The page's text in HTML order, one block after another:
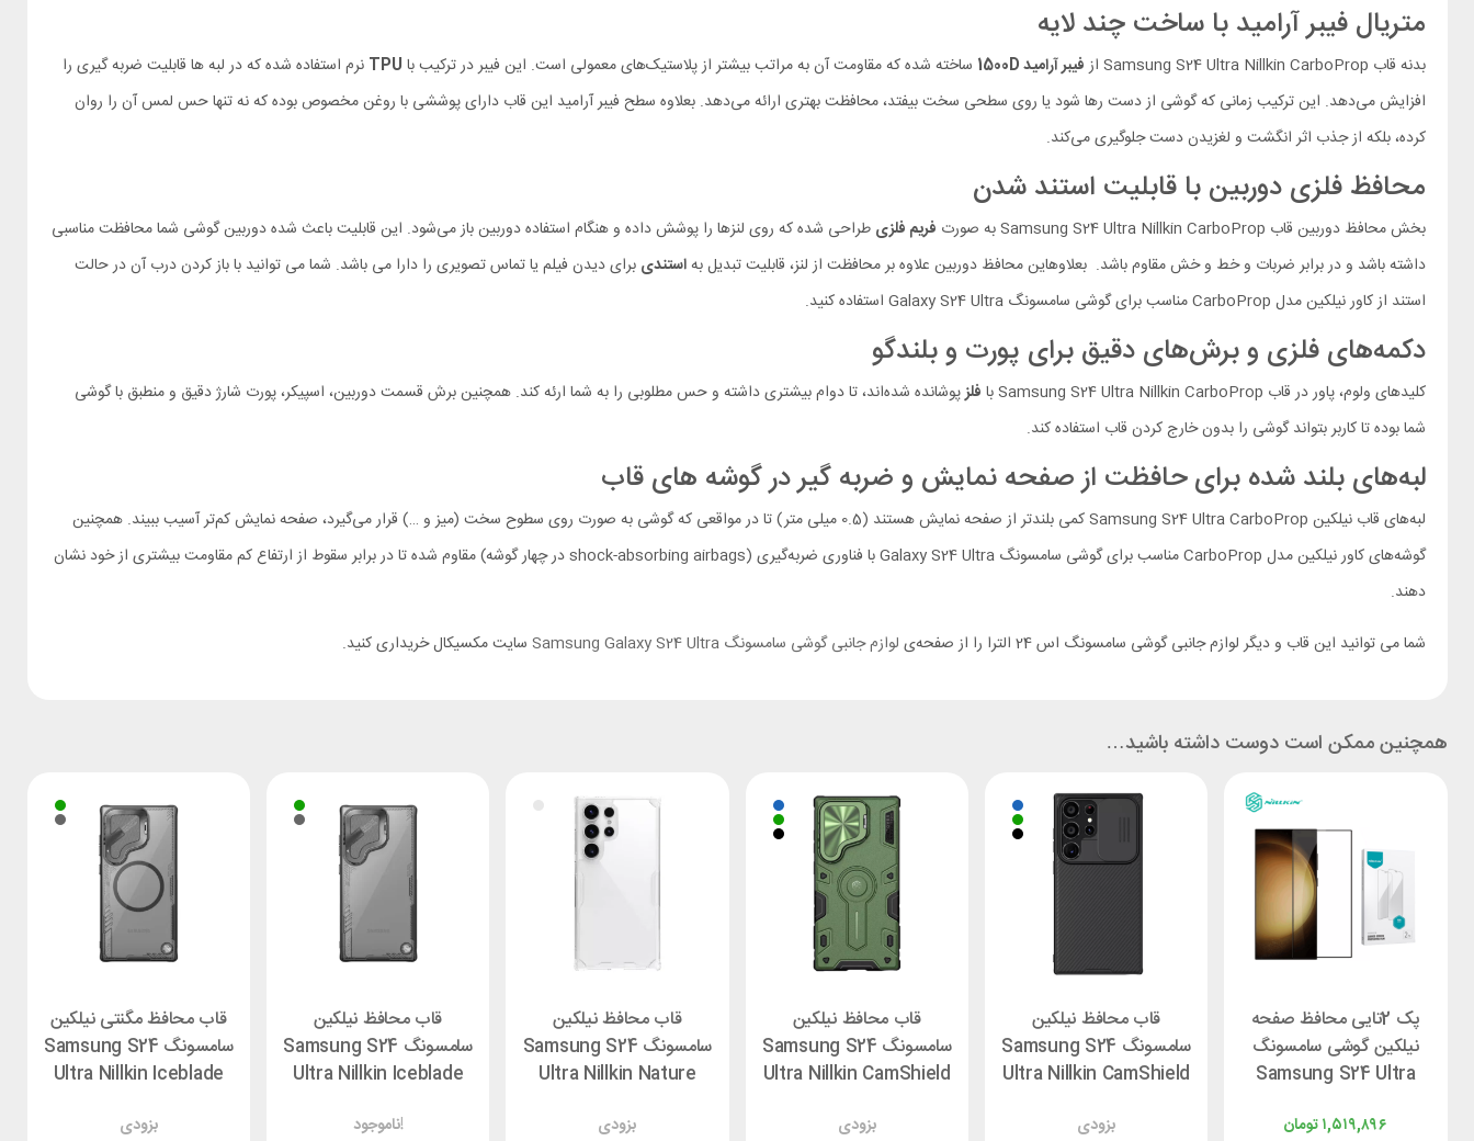
متریال فیبر آرامید با ساخت چند لایه
بدنه قاب Samsung S24 Ultra Nillkin CarboProp از فیبر آرامید 1500D ساخته شده که مقاومت آن به‌ مراتب بیشتر از پلاستیک‌های معمولی است. این فیبر در ترکیب با TPU نرم استفاده شده که در لبه‌ ها قابلیت ضربه‌ گیری را
افزایش می‌دهد. این ترکیب زمانی که گوشی از دست رها شود یا روی سطحی سخت بیفتد، محافظت بهتری ارائه می‌دهد. بعلاوه سطح فیبر آرامید این قاب دارای پوششی با روغن مخصوص بوده که نه تنها حس لمس آن را روان
کرده، بلکه از جذب اثر انگشت و لغزیدن دست جلوگیری می‌کند.
محافظ فلزی دوربین با قابلیت استند شدن
بخش محافظ دوربین قاب Samsung S24 Ultra Nillkin CarboProp به‌ صورت فریم فلزی طراحی شده که روی لنزها را پوشش داده و هنگام استفاده دوربین باز می‌شود. این قابلیت باعث شده دوربین گوشی شما محافظت مناسبی
داشته باشد و در برابر ضربات و خط و خش مقاوم باشد. بعلاوهاین محافظ دوربین علاوه بر محافظت از لنز، قابلیت تبدیل بهاستندی برای دیدن فیلم یا تماس تصویری را دارا می باشد. شما می توانید با باز کردن درب آن در حالت
استند از کاور نیلکین مدل CarboProp مناسب برای گوشی سامسونگ Galaxy S24 Ultra استفاده کنید.
دکمه‌های فلزی و برش‌های دقیق برای پورت‌ و بلندگو
کلیدهای ولوم، پاور در قاب Samsung S24 Ultra Nillkin CarboProp با فلزپوشانده شده‌اند، تا دوام بیشتری داشته و حس مطلوبی را به شما ارئه کند. همچنین برش قسمت‌ دوربین، اسپیکر، پورت شارژ دقیق و منطبق با گوشی
شما بوده تا کاربر بتواند گوشی را بدون خارج کردن قاب استفاده کند.
لبه‌های بلند شده برای حافظت از صفحه نمایش و ضربه گیر در گوشه های قاب
لبه‌های قاب نیلکین Samsung S24 Ultra CarboProp کمی بلندتر از صفحه نمایش هستند (0.5 میلی متر) تا در مواقعی که گوشی به‌ صورت روی سطوح سخت (میز و …) قرار می‌گیرد، صفحه نمایش کم‌تر آسیب ببیند. همچنین
گوشه‌های کاور نیلکین مدل CarboProp مناسب برای گوشی سامسونگ Galaxy S24 Ultra با فناوری ضربه‌گیری (shock-absorbing airbags در چهار گوشه) مقاوم‌ شده‌ تا در برابر سقوط از ارتفاع کم مقاومت بیشتری از خود نشان
دهند.
شما می توانید این قاب و دیگر لوازم جانبی گوشی سامسونگ اس 24 الترا را از صفحه‌ی
لوازم جانبی گوشی سامسونگ Samsung Galaxy S24 Ultra سایت مکسیکال خریداری کنید.
همچنین ممکن است دوست داشته باشید…
پک 2تایی محافظ صفحه
نیلکین گوشی سامسونگ
Samsung S24 Ultra
تومان۱,۵۱۹,۸۹۶
قاب محافظ نیلکین
سامسونگ Samsung S24
Ultra Nillkin CamShield
بزودی
قاب محافظ نیلکین
سامسونگ Samsung S24
Ultra Nillkin CamShield
بزودی
قاب محافظ نیلکین
سامسونگ Samsung S24
Ultra Nillkin Nature
بزودی
قاب محافظ نیلکین
سامسونگ Samsung S24
Ultra Nillkin Iceblade
ناموجود!
قاب محافظ مگنتی نیلکین
سامسونگ Samsung S24
Ultra Nillkin Iceblade
بزودی